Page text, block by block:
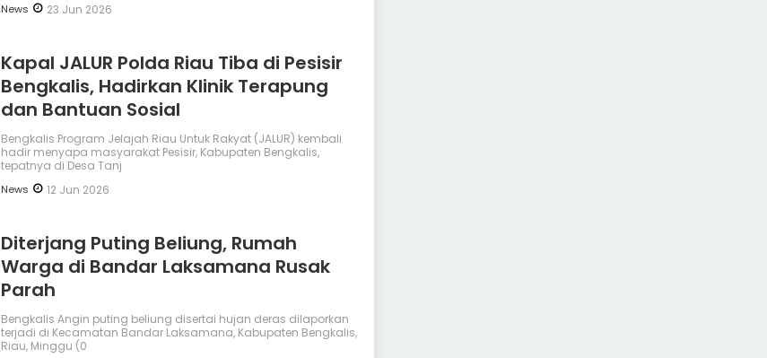
News 23 Jun 2026
Kapal JALUR Polda Riau Tiba di Pesisir
Bengkalis, Hadirkan Klinik Terapung
dan Bantuan Sosial
Bengkalis Program Jelajah Riau Untuk Rakyat (JALUR) kembali
hadir menyapa masyarakat Pesisir, Kabupaten Bengkalis,
tepatnya di Desa Tanj
News 12 Jun 2026
Diterjang Puting Beliung, Rumah
Warga di Bandar Laksamana Rusak
Parah
Bengkalis Angin puting beliung disertai hujan deras dilaporkan
terjadi di Kecamatan Bandar Laksamana, Kabupaten Bengkalis,
Riau, Minggu (0